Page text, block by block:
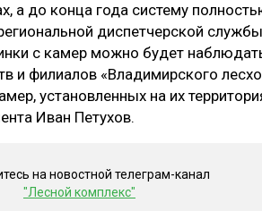
а до конца года систему
диспетчерской
с камер можно будет
и филиалов «Владимирского
установленных на их
Иван Петухов.
на новостной телеграм-канал
"Лесной комплекс"